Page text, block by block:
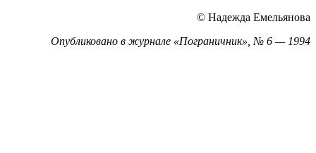
© Надежда Емельянова
Опубликовано в журнале «Пограничник», № 6 — 1994